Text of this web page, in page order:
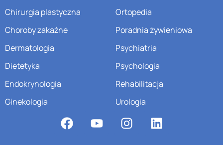
Chirurgia plastyczna
Choroby zakaźne
Dermatologia
Dietetyka
Endokrynologia
Ginekologia
Ortopedia
Poradnia żywieniowa
Psychiatria
Psychologia
Rehabilitacja
Urologia